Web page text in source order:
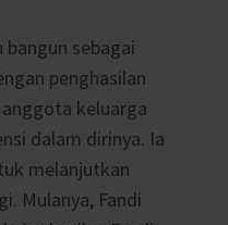
sebagai
penghasilan
keluarga
dalam dirinya. Ia
melanjutkan
Mulanya, Fandi